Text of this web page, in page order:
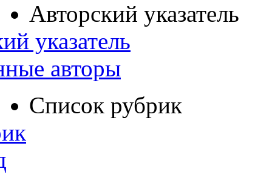
Авторский указатель
указатель
авторы
Список рубрик